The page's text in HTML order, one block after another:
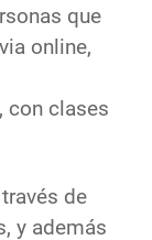
que
online,
con clases
de
y además